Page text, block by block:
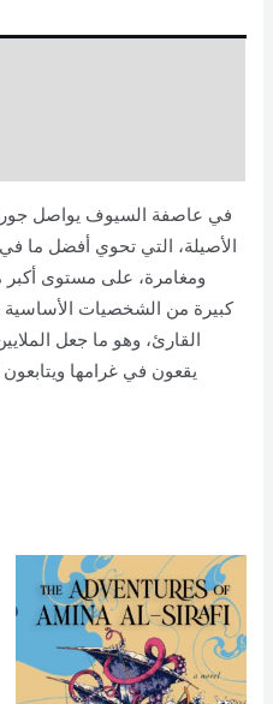
في عاصفة السيوف يواصل جورج
الأصيلة، التي تحوي أفضل ما
ومغامرة، على مستوى أكبر
كبيرة من الشخصيات الأساسية
القارئ، وهو ما جعل
يقعون في غرامها ويتابعون